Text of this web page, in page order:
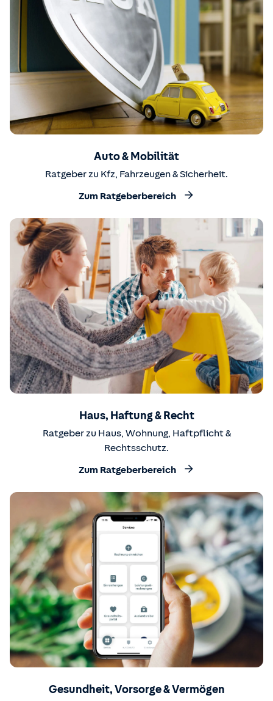
Auto & Mobilität
Ratgeber zu Kfz, Fahrzeugen & Sicherheit.
Zum Ratgeberbereich
Haus, Haftung & Recht
Ratgeber zu Haus, Wohnung, Haftpflicht &
Rechtsschutz.
Zum Ratgeberbereich
Gesundheit, Vorsorge & Vermögen